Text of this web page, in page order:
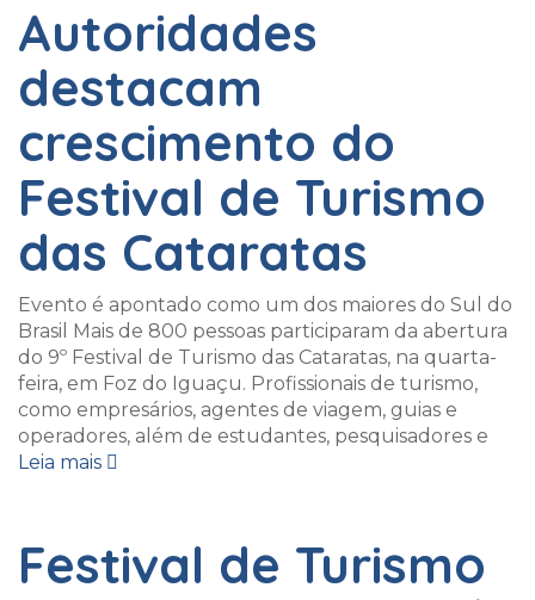
Autoridades
destacam
crescimento do
Festival de Turismo
das Cataratas
Evento é apontado como um dos maiores do Sul do
Brasil Mais de 800 pessoas participaram da abertura
do 9º Festival de Turismo das Cataratas, na quarta-
feira, em Foz do Iguaçu. Profissionais de turismo,
como empresários, agentes de viagem, guias e
operadores, além de estudantes, pesquisadores e
Leia mais
Festival de Turismo